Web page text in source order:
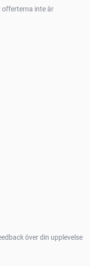
offerterna inte är
över din upplevelse